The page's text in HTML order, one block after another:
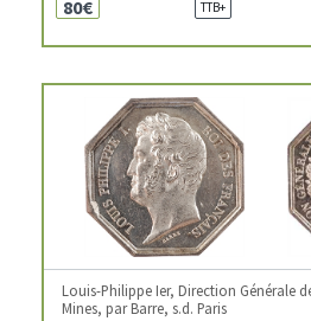
80€ TTB+
Louis-Philippe Ier, Direction Générale
Mines, par Barre, s.d. Paris